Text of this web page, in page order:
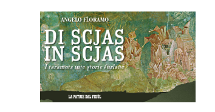
• INDEPENDENT FRIULIAN MONTHLY